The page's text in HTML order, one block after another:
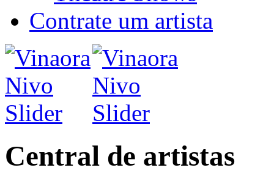
Contrate um artista
Central de artistas